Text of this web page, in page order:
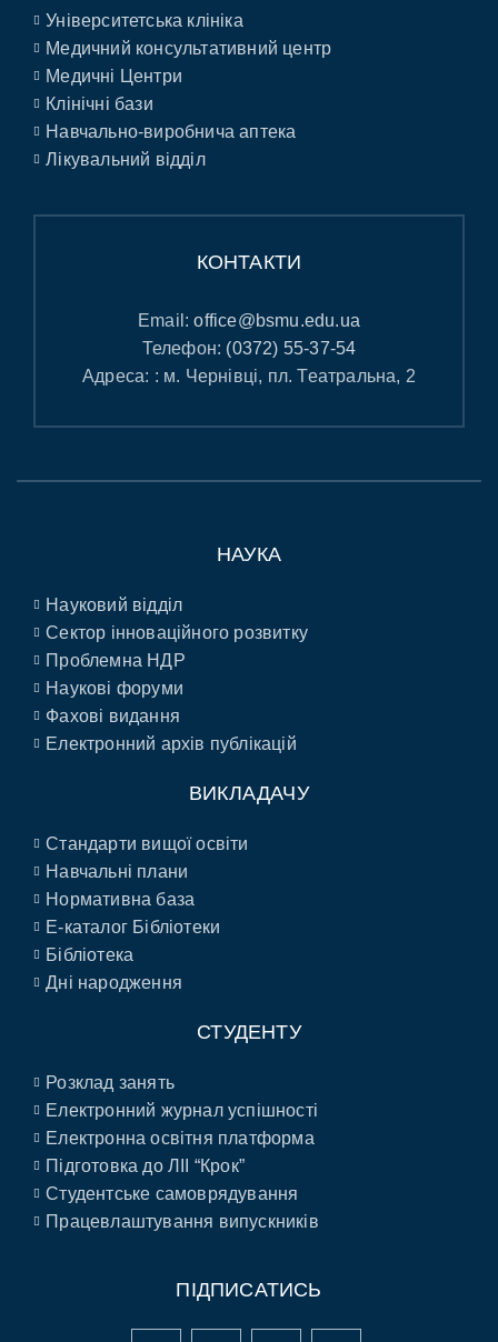
Університетська клініка
Медичний консультативний центр
Медичні Центри
Клінічні бази
Навчально-виробнича аптека
Лікувальний відділ
КОНТАКТИ
Email:office@bsmu.edu.ua
Телефон: (0372) 55-37-54
Адреса: : м. Чернівці, пл. Театральна, 2
НАУКА
Науковий відділ
Сектор інноваційного розвитку
Проблемна НДР
Наукові форуми
Фахові видання
Електронний архів публікацій
ВИКЛАДАЧУ
Стандарти вищої освіти
Навчальні плани
Нормативна база
E-каталог Бібліотеки
Бібліотека
Дні народження
СТУДЕНТУ
Розклад занять
Електронний журнал успішності
Електронна освітня платформа
Підготовка до ЛІІ “Крок”
Студентське самоврядування
Працевлаштування випускників
ПІДПИСАТИСЬ